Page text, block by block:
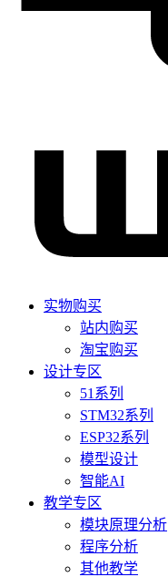
实物购买
站内购买
淘宝购买
设计专区
51系列
STM32系列
ESP32系列
模型设计
智能AI
教学专区
模块原理分析
程序分析
其他教学